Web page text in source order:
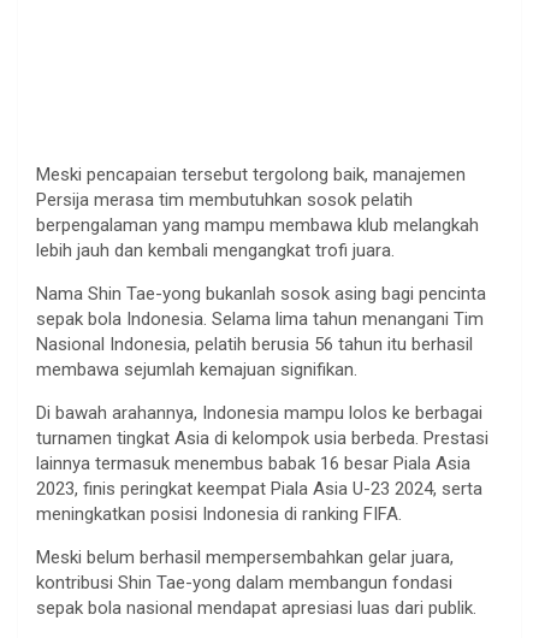
Meski pencapaian tersebut tergolong baik, manajemen
Persija merasa tim membutuhkan sosok pelatih
berpengalaman yang mampu membawa klub melangkah
lebih jauh dan kembali mengangkat trofi juara.
Nama Shin Tae-yong bukanlah sosok asing bagi pencinta
sepak bola Indonesia. Selama lima tahun menangani Tim
Nasional Indonesia, pelatih berusia 56 tahun itu berhasil
membawa sejumlah kemajuan signifikan.
Di bawah arahannya, Indonesia mampu lolos ke berbagai
turnamen tingkat Asia di kelompok usia berbeda. Prestasi
lainnya termasuk menembus babak 16 besar Piala Asia
2023, finis peringkat keempat Piala Asia U-23 2024, serta
meningkatkan posisi Indonesia di ranking FIFA.
Meski belum berhasil mempersembahkan gelar juara,
kontribusi Shin Tae-yong dalam membangun fondasi
sepak bola nasional mendapat apresiasi luas dari publik.